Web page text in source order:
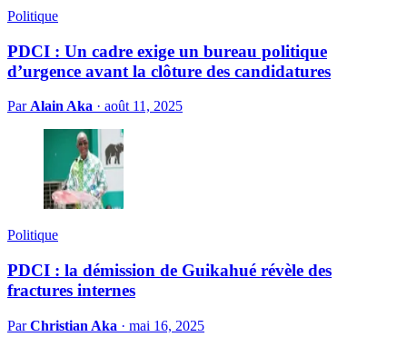
Politique
PDCI : Un cadre exige un bureau politique
d’urgence avant la clôture des candidatures
Par Alain Aka · août 11, 2025
Politique
PDCI : la démission de Guikahué révèle des
fractures internes
ParChristian Aka · mai 16, 2025